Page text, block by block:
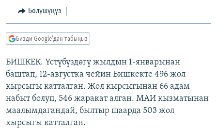
МАДАНИЯТ
ТВ ПРОГРАММАЛАР
ЭКСПЕРТТЕР ТАЛДАЙТ
БИЗ ЖАНА ДҮЙНӨ
ЭЖЕ-СИҢДИЛЕР
АЗАТТЫК+
ӨЗГӨЧӨ ПИКИР
Русский
ОНЛАЙН ШЕРИНЕ
Бөлүшүңүз
Бизди Google'дан табыңыз
БИШКЕК. Үстүбүздөгү жылдын 1-январынан
баштап, 12-августка чейин Бишкекте 496 жол
кырсыгы катталган. Жол кырсыгынан 66 адам
набыт болуп, 546 жаракат алган. МАИ кызматынан
маалымдагандай, былтыр шаарда 503 жол
кырсыгы катталган.